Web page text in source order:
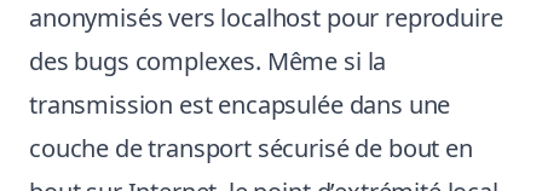
anonymisés vers localhost pour reproduire
des bugs complexes. Même si la
transmission est encapsulée dans une
couche de transport sécurisé de bout en